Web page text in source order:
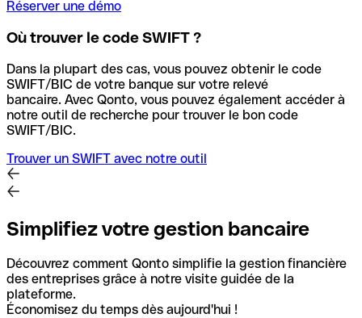
Réserver une démo
Où trouver le code SWIFT ?
Dans la plupart des cas, vous pouvez obtenir le code
SWIFT/BIC de votre banque sur votre relevé
bancaire. Avec Qonto, vous pouvez également accéder à
notre outil de recherche pour trouver le bon code
SWIFT/BIC.
Trouver un SWIFT avec notre outil
Simplifiez votre gestion bancaire
Découvrez comment Qonto simplifie la gestion financière
des entreprises grâce à notre visite guidée de la
plateforme.
Économisez du temps dès aujourd'hui !